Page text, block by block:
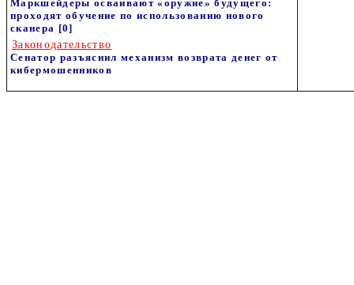
Маркшейдеры осваивают «оружие» будущего:
проходят обучение по использованию нового
сканера [0]
Законодательство
Сенатор разъяснил механизм возврата денег от
кибермошенников